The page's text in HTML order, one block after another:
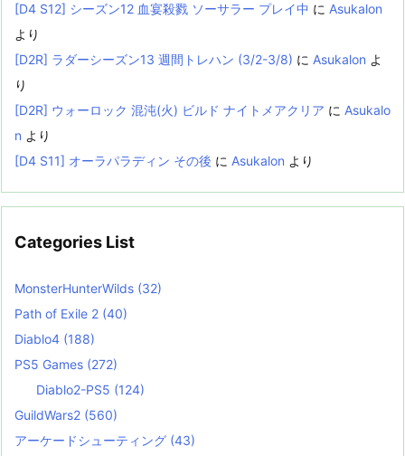
[D4 S12] シーズン12 血宴殺戮 ソーサラー プレイ中 に Asukalon
より
[D2R] ラダーシーズン13 週間トレハン (3/2-3/8) に Asukalon よ
り
[D2R] ウォーロック 混沌(火) ビルド ナイトメアクリア に Asukalo
n より
[D4 S11] オーラパラディン その後 に Asukalon より
Categories List
MonsterHunterWilds (32)
Path of Exile 2 (40)
Diablo4 (188)
PS5 Games (272)
Diablo2-PS5 (124)
GuildWars2 (560)
アーケードシューティング (43)